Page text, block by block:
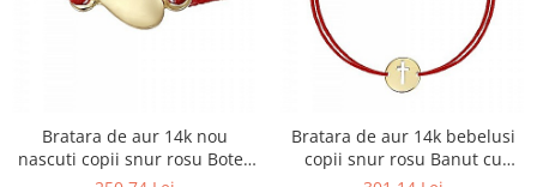
Bratara de aur 14k nou
nascuti copii snur rosu Botez
Inimioara cu piatra
Bratara de aur 14k bebelusi
copii snur rosu Banut cu
cruciulita